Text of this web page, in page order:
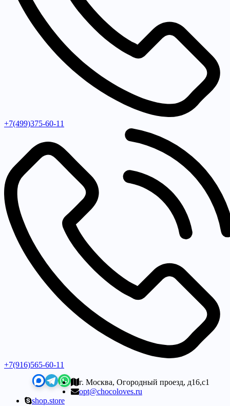
+7(499)375-60-11
+7(916)565-60-11
г. Москва, Огородный проезд, д16,с1
opt@chocoloves.ru
shop.store